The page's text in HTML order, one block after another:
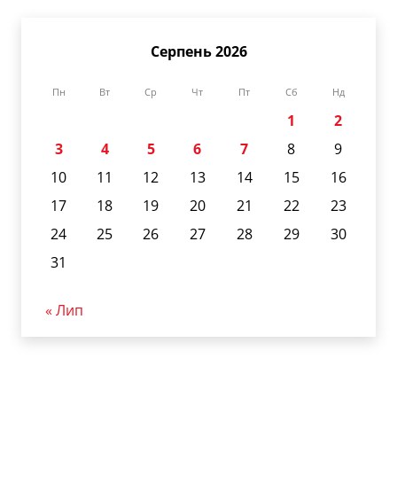
Серпень 2026
Пн Вт Ср Чт Пт Сб Нд
1
2
3
4 5 6 7 8
9
10
11 12 13 14 15
16
17
18 19 20 21 22
23
24
25 26 27 28 29
30
31
« Лип